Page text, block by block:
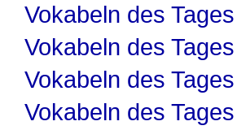
Vokabeln des
Vokabeln des
Vokabeln des
Vokabeln des